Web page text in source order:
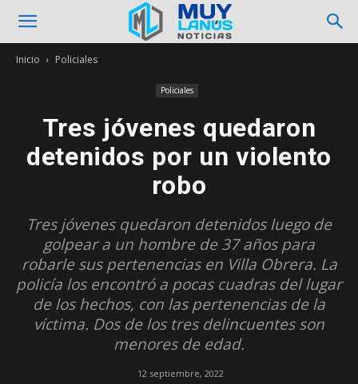
Inicio Policiales
Policiales
Tres jóvenes quedaron
detenidos por un violento
robo
Tres jóvenes quedaron detenidos luego de
golpear a un hombre de 37 años para
robarle sus pertenencias en Villa Obrera. La
policía los encontró a pocas cuadras del lugar
de los hechos, con las pertenencias de la
víctima. Dos de los tres delincuentes son
menores de edad.
12 septiembre, 2022